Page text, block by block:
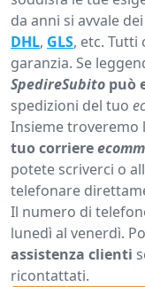
da anni si avvale
DHL, GLS, etc.
garanzia. Se
SpedireSubito può
spedizioni del tuo
Insieme troveremo
tuo corriere
potete scriverci o
telefonare
Il numero di
lunedì al venerdì.
assistenza clienti
ricontattati.